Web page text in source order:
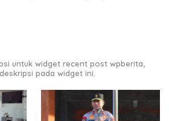
untuk widget recent post wpberita,
pada widget ini.